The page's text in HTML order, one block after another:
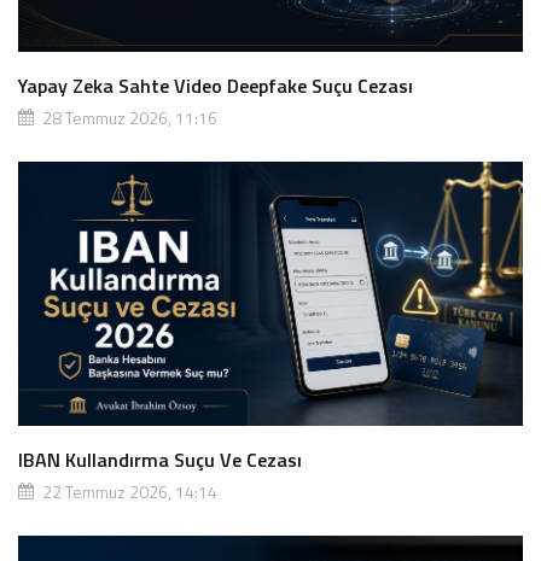
Yapay Zeka Sahte Video Deepfake Suçu Cezası
28 Temmuz 2026, 11:16
IBAN Kullandırma Suçu Ve Cezası
22 Temmuz 2026, 14:14